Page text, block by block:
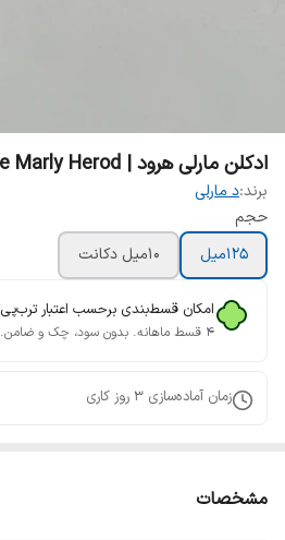
ادکلن مارلی هرود | Parfums de Marly Herod مردانه
برند:د مارلی
حجم
125میل
10میل دکانت
امکان قسط‌بندی برحسب اعتبار ترب‌پی
۴ قسط ماهانه. بدون سود، چک و ضامن.
زمان آماده‌سازی 3 روز کاری
مشخصات